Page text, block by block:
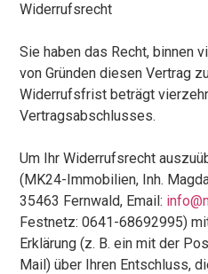
Widerrufsrecht
Sie haben das Recht, binnen
von Gründen diesen Vertrag
Widerrufsfrist beträgt
Vertragsabschlusses.
Um Ihr Widerrufsrecht
(MK24-Immobilien, Inh.
35463 Fernwald, Email:
Festnetz: 0641-68692995)
Erklärung (z. B. ein mit der
Mail) über Ihren Entschluss,